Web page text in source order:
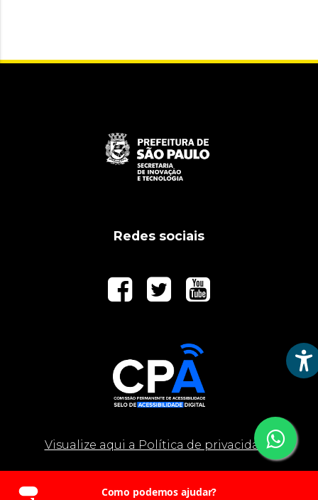
Redes sociais
Visualize aqui a Política de privacidade